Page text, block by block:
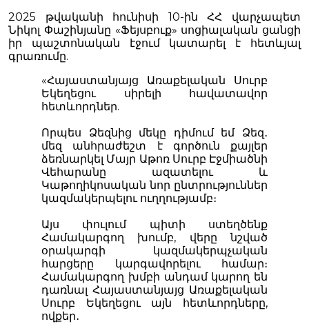
2025 թվականի հունիսի 10-ին ՀՀ վարչապետ
Նիկոլ Փաշինյանը «Ֆեյսբուք» սոցիալական ցանցի
իր պաշտոնական էջում կատարել է հետևյալ
գրառումը.
«Հայաստանյայց Առաքելական Սուրբ
Եկեղեցու սիրելի հավատավոր
հետևորդներ.
Որպես Ձեզնից մեկը դիմում եմ Ձեզ․
մեզ անհրաժեշտ է գործուն քայլեր
ձեռնարկել Մայր Աթոռ Սուրբ Էջմիածնի
Վեհարանը ազատելու և
Կաթողիկոսական նոր ընտրություններ
կազմակերպելու ուղղությամբ։
Այս փուլում պիտի ստեղծենք
Համակարգող խումբ, վերը նշված
օրակարգի կազմակերպչական
հարցերը կարգավորելու համար։
Համակարգող խմբի անդամ կարող են
դառնալ Հայաստանյայց Առաքելական
Սուրբ Եկեղեցու այն հետևորդները,
ովքեր․